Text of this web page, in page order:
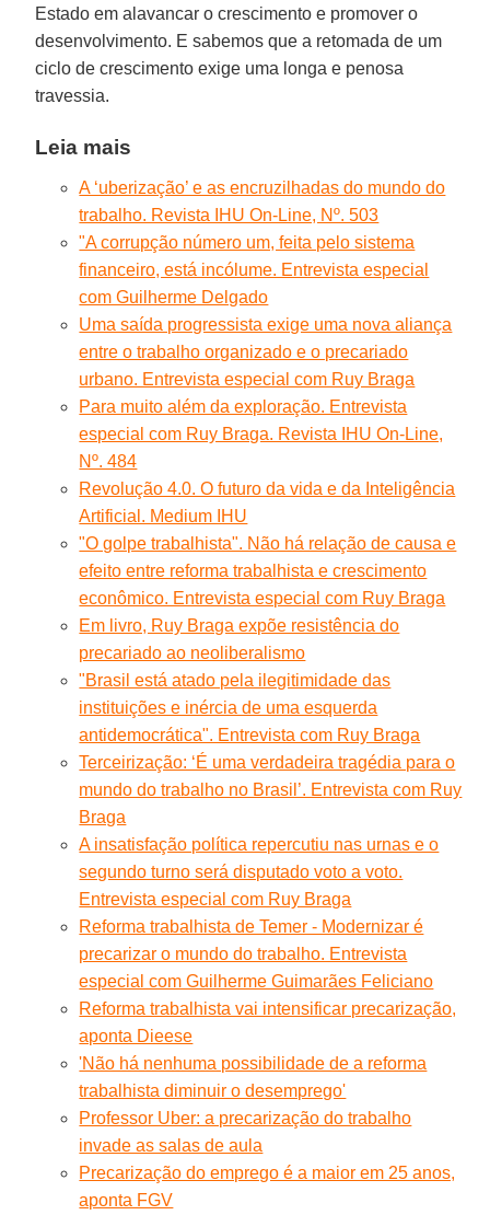
Estado em alavancar o crescimento e promover o
desenvolvimento. E sabemos que a retomada de um
ciclo de crescimento exige uma longa e penosa
travessia.
Leia mais
A ‘uberização’ e as encruzilhadas do mundo do
trabalho. Revista IHU On-Line, Nº. 503
"A corrupção número um, feita pelo sistema
financeiro, está incólume. Entrevista especial
com Guilherme Delgado
Uma saída progressista exige uma nova aliança
entre o trabalho organizado e o precariado
urbano. Entrevista especial com Ruy Braga
Para muito além da exploração. Entrevista
especial com Ruy Braga. Revista IHU On-Line,
Nº. 484
Revolução 4.0. O futuro da vida e da Inteligência
Artificial. Medium IHU
"O golpe trabalhista". Não há relação de causa e
efeito entre reforma trabalhista e crescimento
econômico. Entrevista especial com Ruy Braga
Em livro, Ruy Braga expõe resistência do
precariado ao neoliberalismo
"Brasil está atado pela ilegitimidade das
instituições e inércia de uma esquerda
antidemocrática". Entrevista com Ruy Braga
Terceirização: ‘É uma verdadeira tragédia para o
mundo do trabalho no Brasil’. Entrevista com Ruy
Braga
A insatisfação política repercutiu nas urnas e o
segundo turno será disputado voto a voto.
Entrevista especial com Ruy Braga
Reforma trabalhista de Temer - Modernizar é
precarizar o mundo do trabalho. Entrevista
especial com Guilherme Guimarães Feliciano
Reforma trabalhista vai intensificar precarização,
aponta Dieese
'Não há nenhuma possibilidade de a reforma
trabalhista diminuir o desemprego'
Professor Uber: a precarização do trabalho
invade as salas de aula
Precarização do emprego é a maior em 25 anos,
aponta FGV